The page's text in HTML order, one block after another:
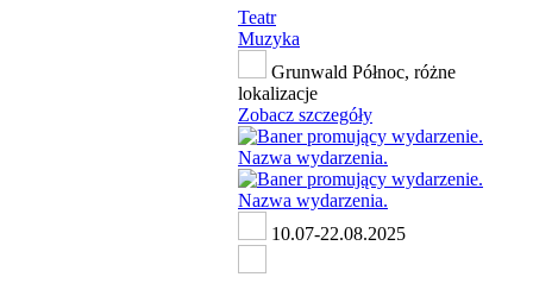
Teatr
Muzyka
Grunwald Północ, różne
lokalizacje
Zobacz szczegóły
10.07-22.08.2025